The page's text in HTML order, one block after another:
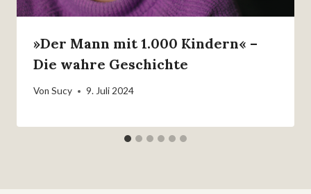
»Der Mann mit 1.000 Kindern« –
Die wahre Geschichte
Von Sucy 9. Juli 2024